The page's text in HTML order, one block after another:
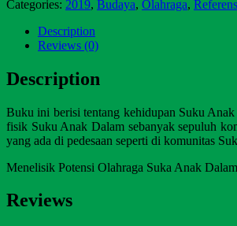
Categories: 2019, Budaya, Olahraga,
Description
Reviews (0)
Description
Buku ini berisi tentang kehidupan Suku
fisik Suku Anak Dalam sebanyak sepuluh
yang ada di pedesaan seperti di komunitas
Menelisik Potensi Olahraga Suka Anak
Reviews